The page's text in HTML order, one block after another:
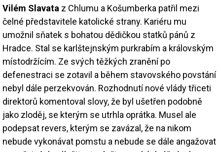
Vilém Slavata z Chlumu a Košumberka patřil mezi
čelné představitele katolické strany. Kariéru mu
umožnil sňatek s bohatou dědičkou statků pánů z
Hradce. Stal se karlštejnským purkrabím a královským
místodržícím. Ze svých těžkých zranění po
defenestraci se zotavil a během stavovského povstání
nebyl dále perzekvován. Rozhodnutí nové vlády třiceti
direktorů komentoval slovy, že byl ušetřen podobně
jako zloděj, se kterým se utrhla oprátka. Musel ale
podepsat revers, kterým se zavázal, že na nikom
nebude vykonávat pomstu a nebude se dále angažovat